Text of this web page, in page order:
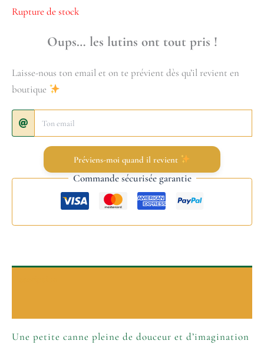
Rupture de stock
Oups… les lutins ont tout pris !
Laisse-nous ton email et on te prévient dès qu’il revient en
boutique
Préviens-moi quand il revient
Commande sécurisée garantie
Une petite canne pleine de douceur et d’imagination